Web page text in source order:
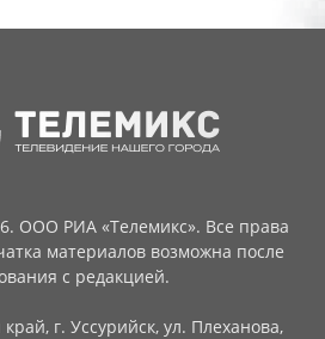
ООО РИА «Телемикс». Все права
материалов возможна после
с редакцией.
г. Уссурийск, ул. Плеханова,